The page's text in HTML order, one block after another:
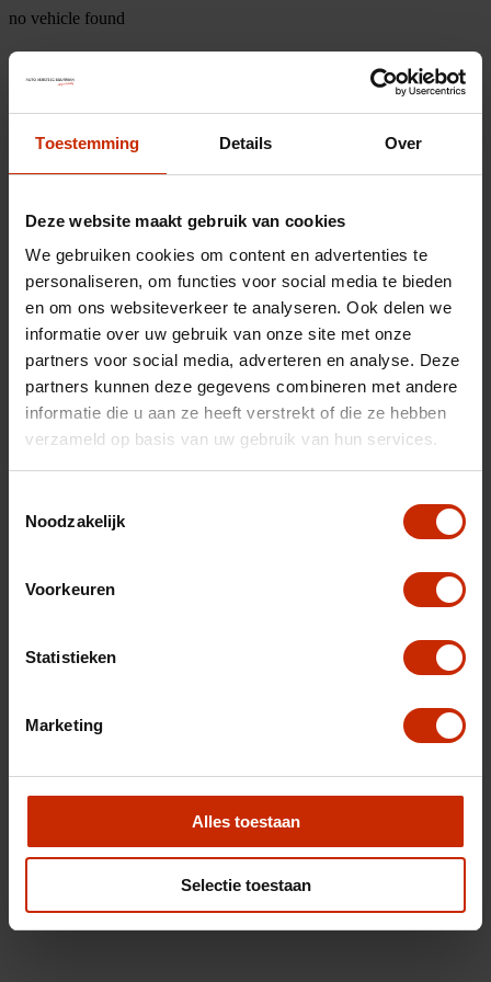
Toestemming Details Over
Deze website maakt gebruik van cookies
We gebruiken cookies om content en advertenties te
personaliseren, om functies voor social media te bieden
en om ons websiteverkeer te analyseren. Ook delen we
informatie over uw gebruik van onze site met onze
partners voor social media, adverteren en analyse. Deze
partners kunnen deze gegevens combineren met andere
informatie die u aan ze heeft verstrekt of die ze hebben
verzameld op basis van uw gebruik van hun services.
Noodzakelijk
Voorkeuren
Statistieken
Marketing
Alles toestaan
Selectie toestaan
no vehicle found